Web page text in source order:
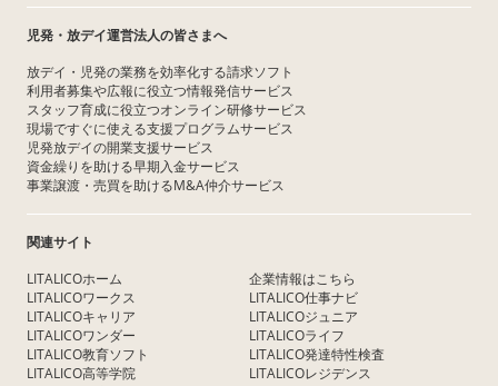
児発・放デイ運営法人の皆さまへ
放デイ・児発の業務を効率化する請求ソフト
利用者募集や広報に役立つ情報発信サービス
スタッフ育成に役立つオンライン研修サービス
現場ですぐに使える支援プログラムサービス
児発放デイの開業支援サービス
資金繰りを助ける早期入金サービス
事業譲渡・売買を助けるM&A仲介サービス
関連サイト
LITALICOホーム
LITALICOワークス
LITALICOキャリア
LITALICOワンダー
LITALICO教育ソフト
LITALICO高等学院
企業情報はこちら
LITALICO仕事ナビ
LITALICOジュニア
LITALICOライフ
LITALICO発達特性検査
LITALICOレジデンス